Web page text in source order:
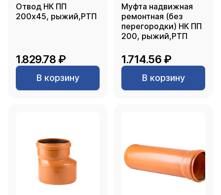
Отвод НК ПП
200х45, рыжий,РТП
1.829.78 ₽
В корзину
Муфта надвижная
ремонтная (без
перегородки) НК ПП
200, рыжий,РТП
1.714.56 ₽
В корзину